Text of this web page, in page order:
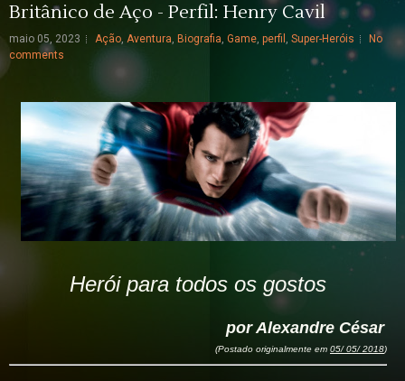
Britânico de Aço - Perfil: Henry Cavil
maio 05, 2023 Ação, Aventura, Biografia, Game, perfil , Super-Heróis
No
comments
Herói para todos os gostos
por Alexandre César
(Postado originalmente em 05/ 05/ 2018)